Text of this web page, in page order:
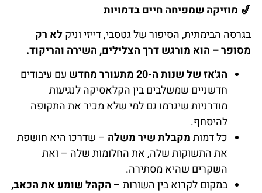
🎷 מוזיקה שמפיחה חיים בדמויות
בגרסה הבימתית, הסיפור של גטסבי, דייזי וניקלא רק
מסופר – הוא מורגש דרך הצלילים, השירה והריקוד.
הג'אז של שנות ה-20 מתעורר מחדש
עם עיבודים
חדשניים שמשלבים בין הקלאסיקה לנגיעות
מודרניות שיגרמו גם למי שלא מכיר את התקופה
להיסחף.
כל דמותמקבלת שיר משלה – שדרכו היא חושפת
את התשוקות שלה, את החלומות שלה – ואת
השקרים שהיא מסתירה.
במקום לקרוא בין השורות – הקהל שומע את הכאב,